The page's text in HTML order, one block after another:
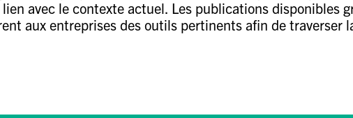
avec le contexte actuel. Les publications disponibles
aux entreprises des outils pertinents afin de traverser